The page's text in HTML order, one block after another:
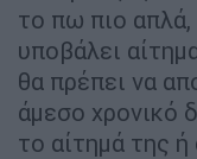
το πω πιο απλά,
υποβάλει
θα πρέπει να
άμεσο χρονικό
το αίτημά της ή